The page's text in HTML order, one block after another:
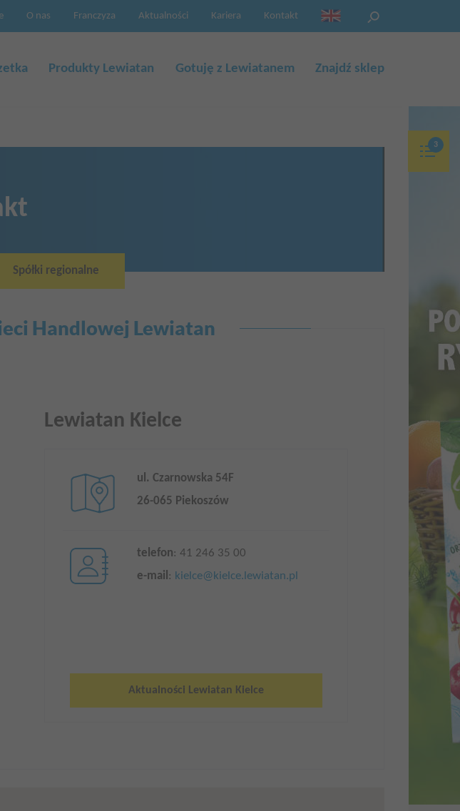
O nas Franczyza Aktualności Kariera
Kontakt
eng
Produkty Lewiatan Gotuję z Lewiatanem Znajdź sklep
Spółki regionalne
Handlowej Lewiatan
Lewiatan Kielce
ul. Czarnowska 54F
26-065 Piekoszów
telefon: 41 246 35 00
e-mail : kielce@kielce.lewiatan.pl
Aktualności Lewiatan Kielce
3